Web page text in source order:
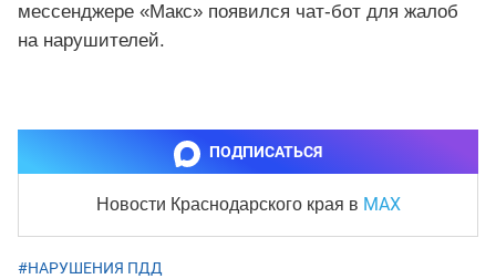
мессенджере «Макс» появился чат-бот для жалоб
на нарушителей.
ПОДПИСАТЬСЯ
Новости Краснодарского края в MAX
#НАРУШЕНИЯ ПДД